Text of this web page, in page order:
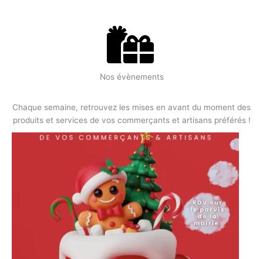
Nos évènements
Chaque semaine, retrouvez les mises en avant du moment des
produits et services de vos commerçants et artisans préférés !